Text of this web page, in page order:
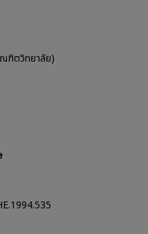
ฑิตวิทยาลัย)